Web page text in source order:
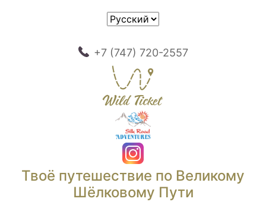
+7 (747) 720-2557
Твоё путешествие по Великому
Шёлковому Пути